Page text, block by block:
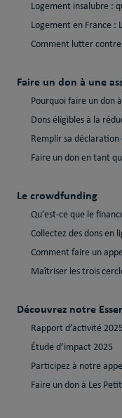
Logement insalubre :
Logement en France :
Comment lutter
Faire un don à une
Pourquoi faire un don
Dons éligibles à la
Remplir sa
Faire un don en tant
Le crowdfunding
Qu’est-ce que le
Collectez des dons en
Comment faire un
Maîtriser les trois
Découvrez notre
Rapport d’activité
Étude d’impact 2025
Participez à notre
Faire un don à Les